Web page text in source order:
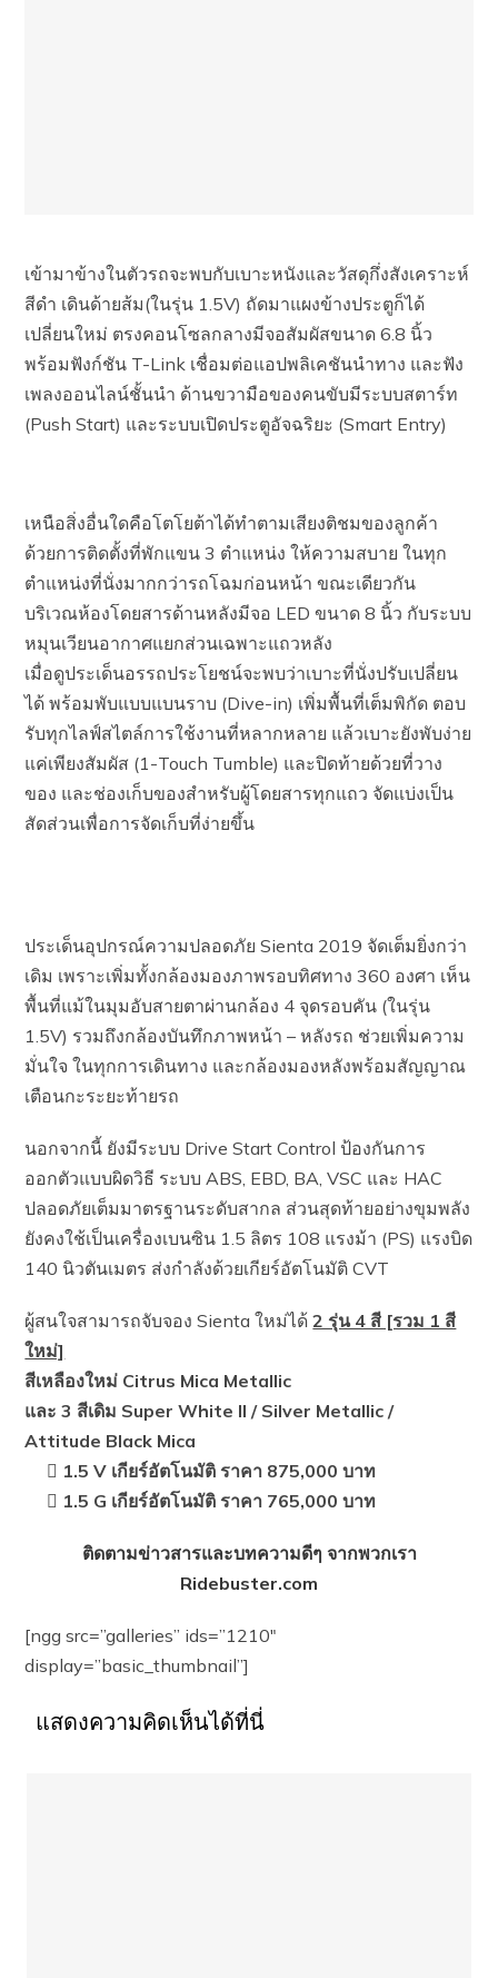
เข้ามาข้างในตัวรถจะพบกับเบาะหนังและวัสดุกึ่งสังเคราะห์
สีดำ เดินด้ายส้ม(ในรุ่น 1.5V) ถัดมาแผงข้างประตูก็ได้
เปลี่ยนใหม่ ตรงคอนโซลกลางมีจอสัมผัสขนาด 6.8 นิ้ว
พร้อมฟังก์ชัน T-Link เชื่อมต่อแอปพลิเคชันนำทาง และฟัง
เพลงออนไลน์ชั้นนำ ด้านขวามือของคนขับมีระบบสตาร์ท
(Push Start) และระบบเปิดประตูอัจฉริยะ (Smart Entry)
เหนือสิ่งอื่นใดคือโตโยต้าได้ทำตามเสียงติชมของลูกค้า
ด้วยการติดตั้งที่พักแขน 3 ตำแหน่ง ให้ความสบาย ในทุก
ตำแหน่งที่นั่งมากกว่ารถโฉมก่อนหน้า ขณะเดียวกัน
บริเวณห้องโดยสารด้านหลังมีจอ LED ขนาด 8 นิ้ว กับระบบ
หมุนเวียนอากาศแยกส่วนเฉพาะแถวหลัง
เมื่อดูประเด็นอรรถประโยชน์จะพบว่าเบาะที่นั่งปรับเปลี่ยน
ได้ พร้อมพับแบบแบนราบ (Dive-in) เพิ่มพื้นที่เต็มพิกัด ตอบ
รับทุกไลฟ์สไตล์การใช้งานที่หลากหลาย แล้วเบาะยังพับง่าย
แค่เพียงสัมผัส (1-Touch Tumble) และปิดท้ายด้วยที่วาง
ของ และช่องเก็บของสำหรับผู้โดยสารทุกแถว จัดแบ่งเป็น
สัดส่วนเพื่อการจัดเก็บที่ง่ายขึ้น
ประเด็นอุปกรณ์ความปลอดภัย Sienta 2019 จัดเต็มยิ่งกว่า
เดิม เพราะเพิ่มทั้งกล้องมองภาพรอบทิศทาง 360 องศา เห็น
พื้นที่แม้ในมุมอับสายตาผ่านกล้อง 4 จุดรอบคัน (ในรุ่น
1.5V) รวมถึงกล้องบันทึกภาพหน้า – หลังรถ ช่วยเพิ่มความ
มั่นใจ ในทุกการเดินทาง และกล้องมองหลังพร้อมสัญญาณ
เตือนกะระยะท้ายรถ
นอกจากนี้ ยังมีระบบ Drive Start Control ป้องกันการ
ออกตัวแบบผิดวิธี ระบบ ABS, EBD, BA, VSC และ HAC
ปลอดภัยเต็มมาตรฐานระดับสากล ส่วนสุดท้ายอย่างขุมพลัง
ยังคงใช้เป็นเครื่องเบนซิน 1.5 ลิตร 108 แรงม้า (PS) แรงบิด
140 นิวตันเมตร ส่งกำลังด้วยเกียร์อัตโนมัติ CVT
ผู้สนใจสามารถจับจอง Sienta ใหม่ได้2 รุ่น 4 สี [รวม 1 สี
ใหม่]
สีเหลืองใหม่ Citrus Mica Metallic
และ 3 สีเดิม Super White II / Silver Metallic /
Attitude Black Mica
 1.5 V เกียร์อัตโนมัติ ราคา 875,000 บาท
 1.5 G เกียร์อัตโนมัติ ราคา 765,000 บาท
ติดตามข่าวสารและบทความดีๆ จากพวกเรา
Ridebuster.com
[ngg src=”galleries” ids=”1210″
display=”basic_thumbnail”]
แสดงความคิดเห็นได้ที่นี่